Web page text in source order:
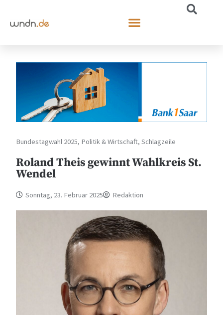
Bundestagwahl 2025, Politik & Wirtschaft,Schlagzeile
Roland Theis gewinnt Wahlkreis St.
Wendel
Sonntag, 23. Februar 2025 Redaktion